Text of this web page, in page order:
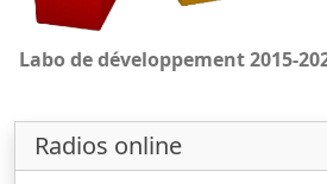
Labo de développement 2015-
Radios online